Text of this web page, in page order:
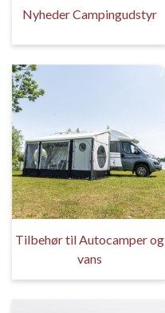
Nyheder Campingudstyr
Tilbehør til Autocamper og
vans